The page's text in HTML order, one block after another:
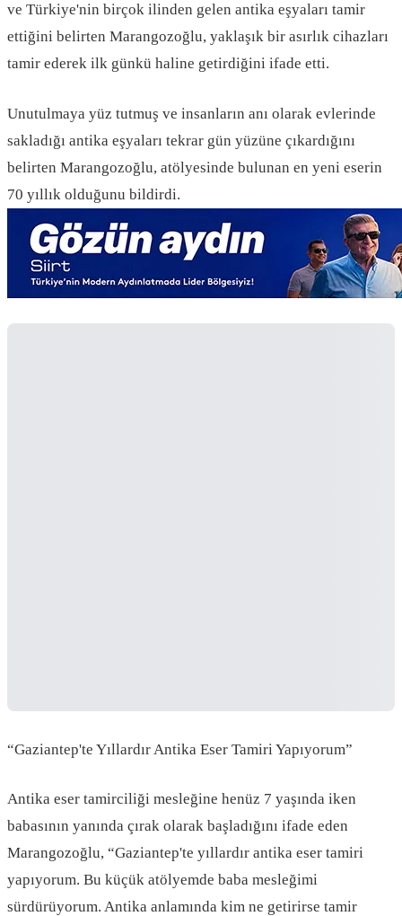
ve Türkiye'nin birçok ilinden gelen antika eşyaları tamir
ettiğini belirten Marangozoğlu, yaklaşık bir asırlık cihazları
tamir ederek ilk günkü haline getirdiğini ifade etti.
Unutulmaya yüz tutmuş ve insanların anı olarak evlerinde
sakladığı antika eşyaları tekrar gün yüzüne çıkardığını
belirten Marangozoğlu, atölyesinde bulunan en yeni eserin
70 yıllık olduğunu bildirdi.
“Gaziantep'te Yıllardır Antika Eser Tamiri Yapıyorum”
Antika eser tamirciliği mesleğine henüz 7 yaşında iken
babasının yanında çırak olarak başladığını ifade eden
Marangozoğlu, “Gaziantep'te yıllardır antika eser tamiri
yapıyorum. Bu küçük atölyemde baba mesleğimi
sürdürüyorum. Antika anlamında kim ne getirirse tamir